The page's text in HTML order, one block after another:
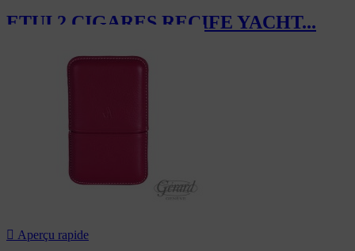
ETUI 2 CIGARES RECIFE YACHT...
 Aperçu rapide